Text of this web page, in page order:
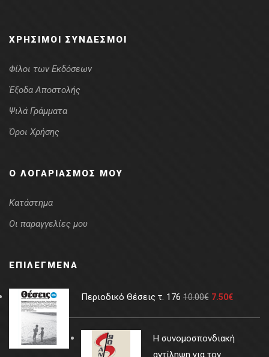
ΧΡΉΣΙΜΟΙ ΣΎΝΔΕΣΜΟΙ
Φίλοι των Εκδόσεων
Έξοδα Αποστολής
Ψιλά Γράμματα
Όροι Χρήσης
Ο ΛΟΓΑΡΙΑΣΜΌΣ ΜΟΥ
Κατάστημα
Οι παραγγελίες μου
ΕΠΙΛΕΓΜΈΝΑ
Περιοδικό Θέσεις τ. 176 10.00€ 7.50€
Η συνομοσπονδιακή
αντίληψη για τον